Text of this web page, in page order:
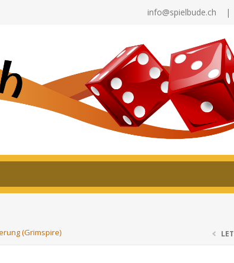
info@spielbude.ch |
(Grimspire)